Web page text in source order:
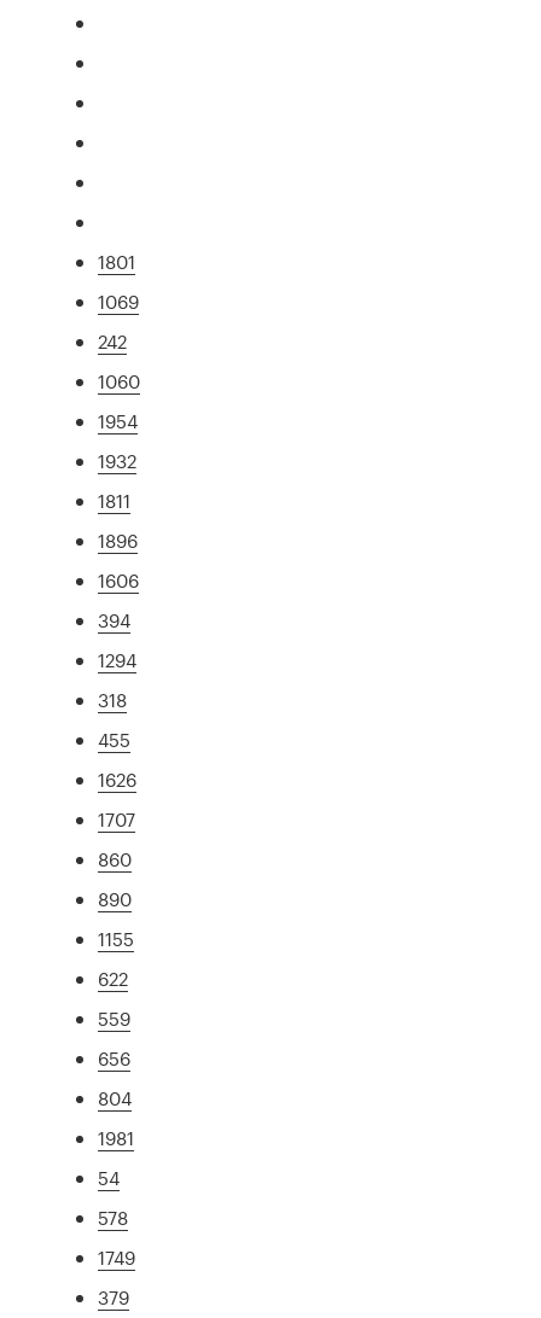
1801
1069
242
1060
1954
1932
1811
1896
1606
394
1294
318
455
1626
1707
860
890
1155
622
559
656
804
1981
54
578
1749
379